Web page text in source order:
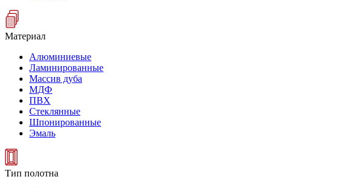
Материал
Алюминиевые
Ламинированные
Массив дуба
МДФ
ПВХ
Стеклянные
Шпонированные
Эмаль
Тип полотна